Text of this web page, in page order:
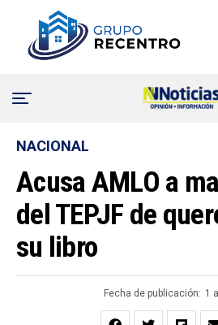
NACIONAL
Acusa AMLO a
del TEPJF de
su libro
Fecha de publicación: 1